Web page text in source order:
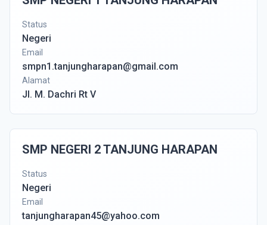
Status
Negeri
Email
smpn1.tanjungharapan@gmail.com
Alamat
Jl. M. Dachri Rt V
SMP NEGERI 2 TANJUNG HARAPAN
Status
Negeri
Email
tanjungharapan45@yahoo.com